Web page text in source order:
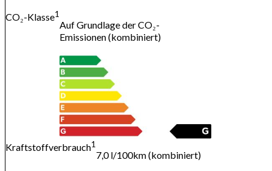
CO₂-Klasse1
Auf Grundlage der CO₂-
Emissionen (kombiniert)
Kraftstoffverbrauch1
7,0 l/100km (kombiniert)